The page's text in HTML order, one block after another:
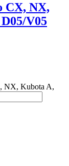
CX, NX,
V05
NX, Kubota A,